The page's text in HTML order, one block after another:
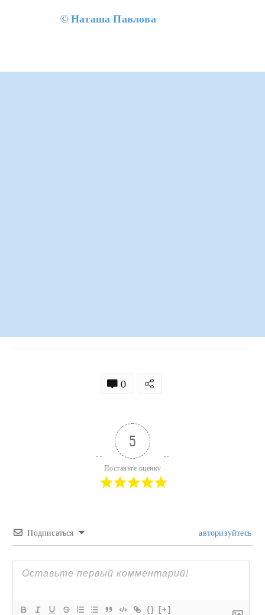
©Наташа Павлова
0
5
Поставьте оценку
Подписаться авторизуйтесь
{} [+]